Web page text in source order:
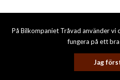
På Bilkompaniet Tråvad använder
fungera på ett
Jag